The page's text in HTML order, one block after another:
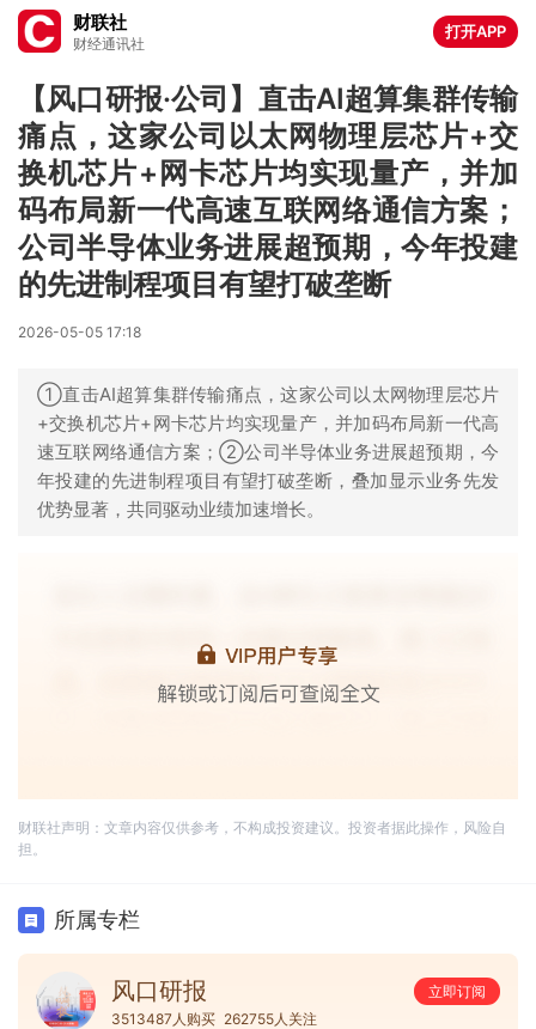
财联社
财经通讯社
打开APP
【风口研报·公司】直击AI超算集群传输
痛点，这家公司以太网物理层芯片+交
换机芯片+网卡芯片均实现量产，并加
码布局新一代高速互联网络通信方案；
公司半导体业务进展超预期，今年投建
的先进制程项目有望打破垄断
2026-05-05 17:18
①直击AI超算集群传输痛点，这家公司以太网物理层芯片
+交换机芯片+网卡芯片均实现量产，并加码布局新一代高
速互联网络通信方案；②公司半导体业务进展超预期，今
年投建的先进制程项目有望打破垄断，叠加显示业务先发
优势显著，共同驱动业绩加速增长。
财联社声明：文章内容仅供参考，不构成投资建议。投资者据此操作，风险自
担。
所属专栏
风口研报
立即订阅
3513487人购买 262755人关注